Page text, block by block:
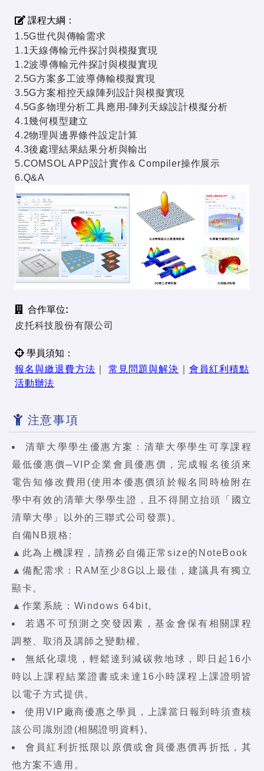
課程大綱：
1.5G世代與傳輸需求
1.1天線傳輸元件探討與模擬實現
1.2波導傳輸元件探討與模擬實現
2.5G方案多工波導傳輸模擬實現
3.5G方案相控天線陣列設計與模擬實現
4.5G多物理分析工具應用-陣列天線設計模擬分析
4.1幾何模型建立
4.2物理與邊界條件設定計算
4.3後處理結果結果分析與輸出
5.COMSOL APP設計實作& Compiler操作展示
6.Q&A
合作單位:
皮托科技股份有限公司
學員須知：
報名與繳退費方法
常見問題與解決
會員紅利積點
活動辦法
注意事項
清華大學學生優惠方案：清華大學學生可享課程
最低優惠價─VIP企業會員優惠價，完成報名後須來
電告知修改費用(使用本優惠價須於報名同時檢附在
學中有效的清華大學學生證，且不得開立抬頭「國立
清華大學」以外的三聯式公司發票)。
自備NB規格:
▲此為上機課程，請務必自備正常size的NoteBook
▲備配需求：RAM至少8G以上最佳，建議具有獨立
顯卡。
▲作業系統：Windows 64bit。
若遇不可預測之突發因素，基金會保有相關課程
調整、取消及講師之變動權。
無紙化環境，輕鬆達到減碳救地球，即日起16小
時以上課程結業證書或未達16小時課程上課證明皆
以電子方式提供。
使用VIP廠商優惠之學員，上課當日報到時須查核
該公司識別證(相關證明資料)。
會員紅利折抵限以原價或會員優惠價再折抵，其
他方案不適用。